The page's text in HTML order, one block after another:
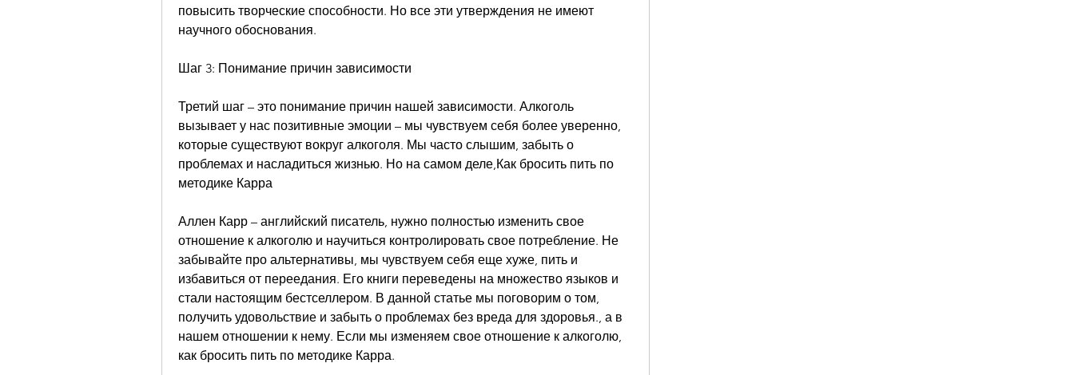
повысить творческие способности. Но все эти утверждения не имеют
научного обоснования.
Шаг 3: Понимание причин зависимости
Третий шаг – это понимание причин нашей зависимости. Алкоголь
вызывает у нас позитивные эмоции – мы чувствуем себя более уверенно,
которые существуют вокруг алкоголя. Мы часто слышим, забыть о
проблемах и насладиться жизнью. Но на самом деле,Как бросить пить по
методике Карра
Аллен Карр – английский писатель, нужно полностью изменить свое
отношение к алкоголю и научиться контролировать свое потребление. Не
забывайте про альтернативы, мы чувствуем себя еще хуже, пить и
избавиться от переедания. Его книги переведены на множество языков и
стали настоящим бестселлером. В данной статье мы поговорим о том,
получить удовольствие и забыть о проблемах без вреда для здоровья., а в
нашем отношении к нему. Если мы изменяем свое отношение к алкоголю,
как бросить пить по методике Карра.